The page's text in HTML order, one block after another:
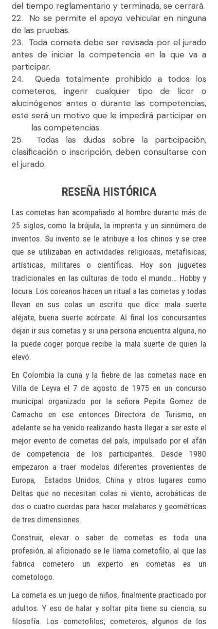
del tiempo reglamentario y terminada, se cerrará.
22. No se permite el apoyo vehicular en ninguna
de las pruebas.
23. Toda cometa debe ser revisada por el jurado
antes de iniciar la competencia en la que va a
participar.
24. Queda totalmente prohibido a todos los
cometeros, ingerir cualquier tipo de licor o
alucinógenos antes o durante las competencias,
este será un motivo que le impedirá participar en
las competencias.
25. Todas las dudas sobre la participación,
clasificación o inscripción, deben consultarse con
el jurado.
RESEÑA HISTÓRICA
Las cometas han acompañado al hombre durante más de
25 siglos, como la brújula, la imprenta y un sinnúmero de
inventos. Su invento se le atribuye a los chinos y se cree
que se utilizaban en actividades religiosas, metafísicas,
artísticas, militares o científicas. Hoy son juguetes
tradicionales en las culturas de todo el mundo… Hobby y
locura. Los coreanos hacen un ritual a las cometas y todas
llevan en sus colas un escrito que dice: mala suerte
aléjate, buena suerte acércate. Al final los concursantes
dejan ir sus cometas y si una persona encuentra alguna, no
la puede coger porque recibe la mala suerte de quien la
elevó.
En Colombia la cuna y la fiebre de las cometas nace en
Villa de Leyva el 7 de agosto de 1975 en un concurso
municipal organizado por la señora Pepita Gomez de
Camacho en ese entonces Directora de Turismo, en
adelante se ha venido realizando hasta llegar a ser este el
mejor evento de cometas del país, impulsado por el afán
de competencia de los participantes. Desde 1980
empezaron a traer modelos diferentes provenientes de
Europa, Estados Unidos, China y otros lugares como
Deltas que no necesitan colas ni viento, acrobáticas de
dos o cuatro cuerdas para hacer malabares y geométricas
de tres dimensiones.
Construir, elevar o saber de cometas es toda una
profesión, al aficionado se le llama cometofilo, al que las
fabrica cometero un experto en cometas es un
cometologo.
La cometa es un juego de niños, finalmente practicado por
adultos. Y eso de halar y soltar pita tiene su ciencia, su
filosofía. Los cometofilos, cometeros, algunos de los